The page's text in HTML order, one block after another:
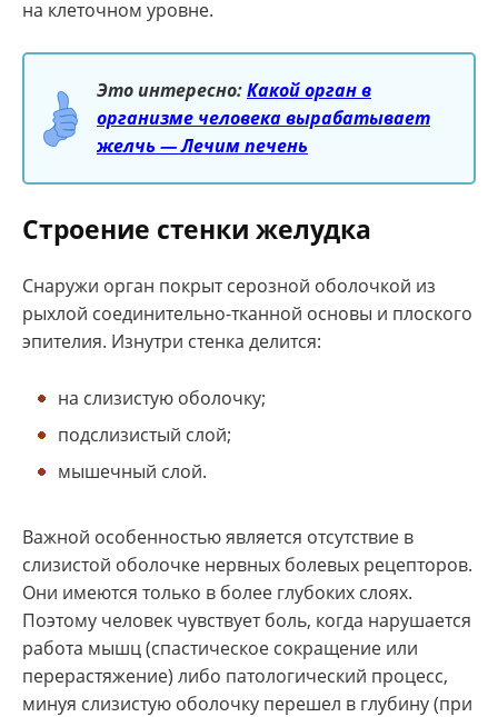
на клеточном уровне.
Это интересно:Какой орган в
организме человека вырабатывает
желчь — Лечим печень
Строение стенки желудка
Снаружи орган покрыт серозной оболочкой из
рыхлой соединительно-тканной основы и плоского
эпителия. Изнутри стенка делится:
на слизистую оболочку;
подслизистый слой;
мышечный слой.
Важной особенностью является отсутствие в
слизистой оболочке нервных болевых рецепторов.
Они имеются только в более глубоких слоях.
Поэтому человек чувствует боль, когда нарушается
работа мышц (спастическое сокращение или
перерастяжение) либо патологический процесс,
минуя слизистую оболочку перешел в глубину (при